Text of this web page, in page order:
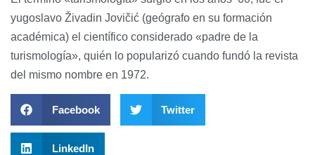
yugoslavo Živadin Jovičić (geógrafo en su formación
académica) el científico considerado «padre de la
turismología», quién lo popularizó cuando fundó la revista
del mismo nombre en 1972.
Facebook Twitter
LinkedIn